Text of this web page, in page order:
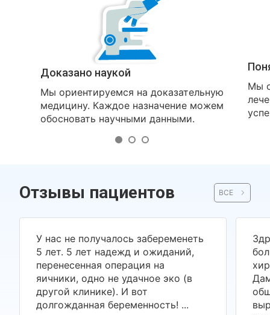
Доказано наукой
Мы ориентируемся на доказательную
медицину. Каждое назначение можем
обосновать научными данными.
Мы
Отзывы пациентов ВСЕ
У нас не получалось забеременеть
5 лет. 5 лет надежд и ожиданий,
перенесенная операция на
яичники, одно не удачное эко (в
другой клинике). И вот
долгожданная беременность! ...